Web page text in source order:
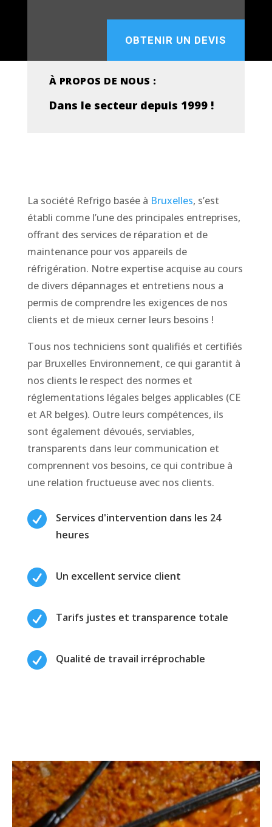
OBTENIR UN DEVIS
À PROPOS DE NOUS :
Dans le secteur depuis 1999 !
La société Refrigo basée à Bruxelles, s’est
établi comme l’une des principales entreprises,
offrant des services de réparation et de
maintenance pour vos appareils de
réfrigération. Notre expertise acquise au cours
de divers dépannages et entretiens nous a
permis de comprendre les exigences de nos
clients et de mieux cerner leurs besoins !
Tous nos techniciens sont qualifiés et certifiés
par Bruxelles Environnement, ce qui garantit à
nos clients le respect des normes et
réglementations légales belges applicables (CE
et AR belges). Outre leurs compétences, ils
sont également dévoués, serviables,
transparents dans leur communication et
comprennent vos besoins, ce qui contribue à
une relation fructueuse avec nos clients.

Services d'intervention dans les 24
heures
 Un excellent service client
 Tarifs justes et transparence totale
 Qualité de travail irréprochable